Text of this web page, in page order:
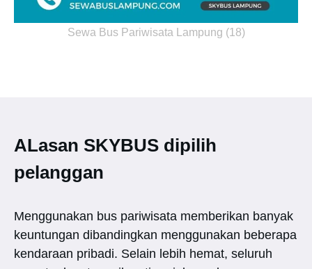
Sewa Bus Pariwisata Lampung (18)
ALasan SKYBUS dipilih
pelanggan
Menggunakan bus pariwisata memberikan banyak
keuntungan dibandingkan menggunakan beberapa
kendaraan pribadi. Selain lebih hemat, seluruh